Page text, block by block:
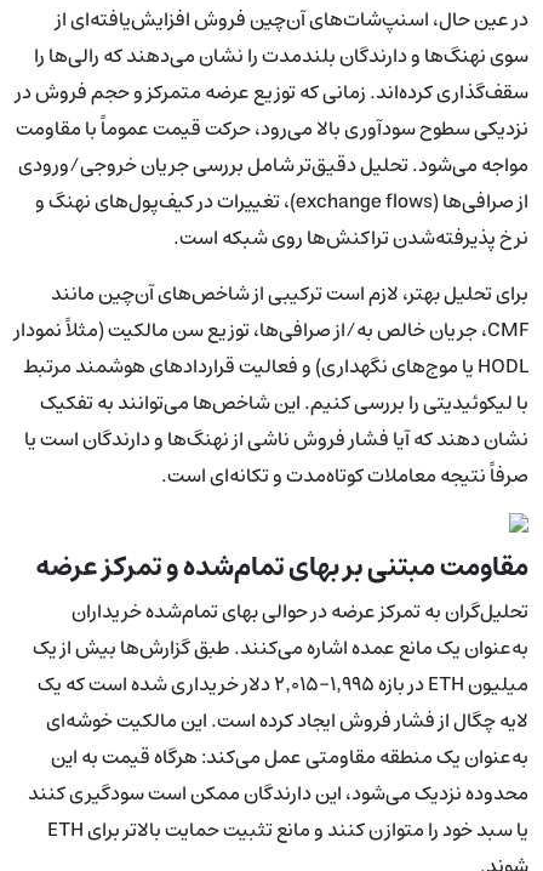
در عین حال، اسنپ‌شات‌های آن‌چین فروش افزایش‌یافته‌ای از
سوی نهنگ‌ها و دارندگان بلندمدت را نشان می‌دهند که رالی‌ها را
سقف‌گذاری کرده‌اند. زمانی که توزیع عرضه متمرکز و حجم فروش در
نزدیکی سطوح سودآوری بالا می‌رود، حرکت قیمت عموماً با مقاومت
مواجه می‌شود. تحلیل دقیق‌تر شامل بررسی جریان خروجی/ورودی
از صرافی‌ها (exchange flows)، تغییرات در کیف‌پول‌های نهنگ و
نرخ پذیرفته‌شدن تراکنش‌ها روی شبکه است.
برای تحلیل بهتر، لازم است ترکیبی از شاخص‌های آن‌چین مانند
CMF، جریان خالص به/از صرافی‌ها، توزیع سن مالکیت (مثلاً نمودار
HODL یا موج‌های نگهداری) و فعالیت قراردادهای هوشمند مرتبط
با لیکوئیدیتی را بررسی کنیم. این شاخص‌ها می‌توانند به تفکیک
نشان دهند که آیا فشار فروش ناشی از نهنگ‌ها و دارندگان است یا
صرفاً نتیجه معاملات کوتاه‌مدت و تکانه‌ای است.
مقاومت مبتنی بر بهای تمام‌شده و تمرکز عرضه
تحلیل‌گران به تمرکز عرضه در حوالی بهای تمام‌شده خریداران
به‌عنوان یک مانع عمده اشاره می‌کنند. طبق گزارش‌ها بیش از یک
میلیون ETH در بازه ۱٬۹۹۵–۲٬۰۱۵ دلار خریداری شده است که یک
لایه چگال از فشار فروش ایجاد کرده است. این مالکیت خوشه‌ای
به‌عنوان یک منطقه مقاومتی عمل می‌کند: هرگاه قیمت به این
محدوده نزدیک می‌شود، این دارندگان ممکن است سودگیری کنند
یا سبد خود را متوازن کنند و مانع تثبیت حمایت بالاتر برای ETH